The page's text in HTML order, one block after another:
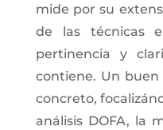
mide por su
de las técnicas
pertinencia y
contiene. Un
concreto,
análisis DOFA, la